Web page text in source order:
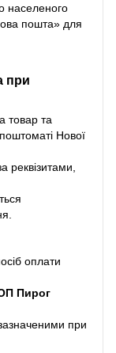
населеного
пошта» для
при
товар та
Нової
реквізитами,
оплати
Пирог
при